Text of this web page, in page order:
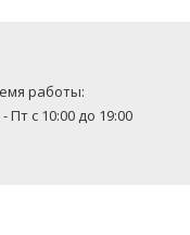
работы:
Пт с 10:00 до 19:00